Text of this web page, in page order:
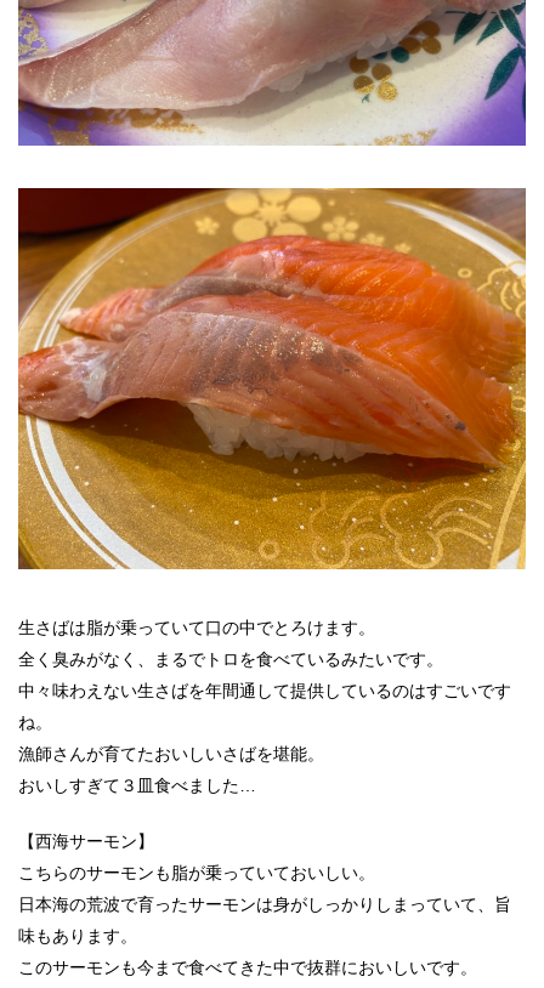
生さばは脂が乗っていて口の中でとろけます。
全く臭みがなく、まるでトロを食べているみたいです。
中々味わえない生さばを年間通して提供しているのはすごいです
ね。
漁師さんが育てたおいしいさばを堪能。
おいしすぎて３皿食べました…
【西海サーモン】
こちらのサーモンも脂が乗っていておいしい。
日本海の荒波で育ったサーモンは身がしっかりしまっていて、旨
味もあります。
このサーモンも今まで食べてきた中で抜群においしいです。